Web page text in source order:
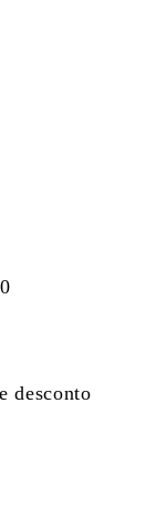
desconto